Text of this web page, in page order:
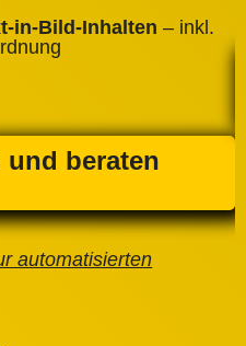
– inkl.
beraten
automatisierten